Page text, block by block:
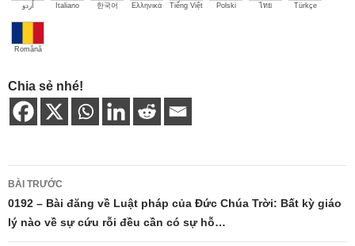
اُردو Italiano 한국어 Ελληνικά Tiếng Việt Polski ไทย Türkçe
Română
Chia sẻ nhé!
Điều
hướng
bài
BÀI TRƯỚC
0192 – Bài đăng về Luật pháp của Đức Chúa Trời: Bất kỳ giáo
lý nào về sự cứu rỗi đều cần có sự hỗ…